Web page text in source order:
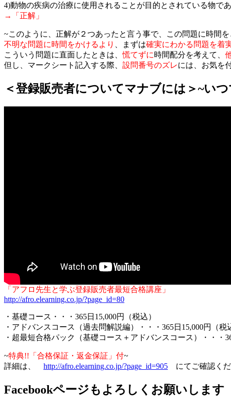
4)動物の疾病の治療に使用されることが目的とされている物で
→「正解」
~このように、正解が２つあったと言う事で、この問題に時間
不明な問題に時間をかけるより
、まずは確実にわかる問題を着
こういう問題に直面したときは、慌てずに時間配分を考えて、
但し、マークシート記入する際、 設問番号のズレには、お気を
＜登録販売者についてマナブには＞~い
「アフロ先生と学ぶ登録販売者最短合格講座」
http://afro.elearning.co.jp/?page_id=80
・基礎コース・・・365日15,000円（税込）
・アドバンスコース（過去問解説編）・・・365日15,000円（税
・超最短合格パック（基礎コース＋アドバンスコース）・・・
~特典!!「合格保証・返金保証」付~
詳細は、 http://afro.elearning.co.jp/?page_id=905 にてご確認くだ
Facebookページもよろしくお願いします